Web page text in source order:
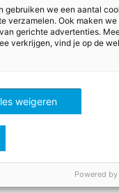
bestemming?
van Tim.
gebruiken we een aantal
verzamelen. Ook maken we
gerichte advertenties.
verkrijgen, vind je op de
weigeren
Powered by